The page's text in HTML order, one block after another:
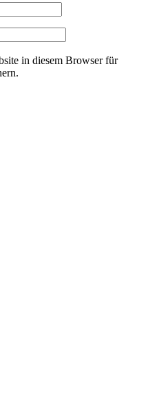
in diesem Browser für